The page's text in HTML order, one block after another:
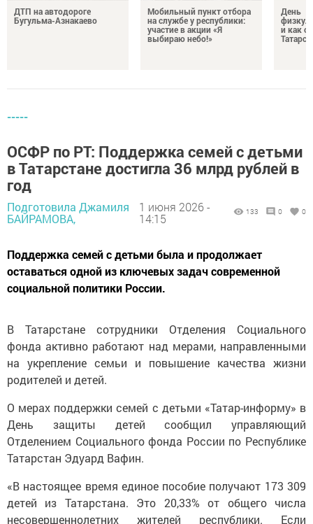
ДТП на автодороге
Бугульма-Азнакаево
Мобильный пункт отбора
на службе у республики:
участие в акции «Я
выбираю небо!»
День
и как
-----
ОСФР по РТ: Поддержка семей с детьми
в Татарстане достигла 36 млрд рублей в
год
Подготовила Джамиля
БАЙРАМОВА,
1 июня 2026 -
14:15
133 0 0
Поддержка семей с детьми была и продолжает
оставаться одной из ключевых задач современной
социальной политики России.
В Татарстане сотрудники Отделения Социального
фонда активно работают над мерами, направленными
на укрепление семьи и повышение качества жизни
родителей и детей.
О мерах поддержки семей с детьми «Татар-информу» в
День защиты детей сообщил управляющий
Отделением Социального фонда России по Республике
Татарстан Эдуард Вафин.
«В настоящее время единое пособие получают 173 309
детей из Татарстана. Это 20,33% от общего числа
несовершеннолетних жителей республики. Если